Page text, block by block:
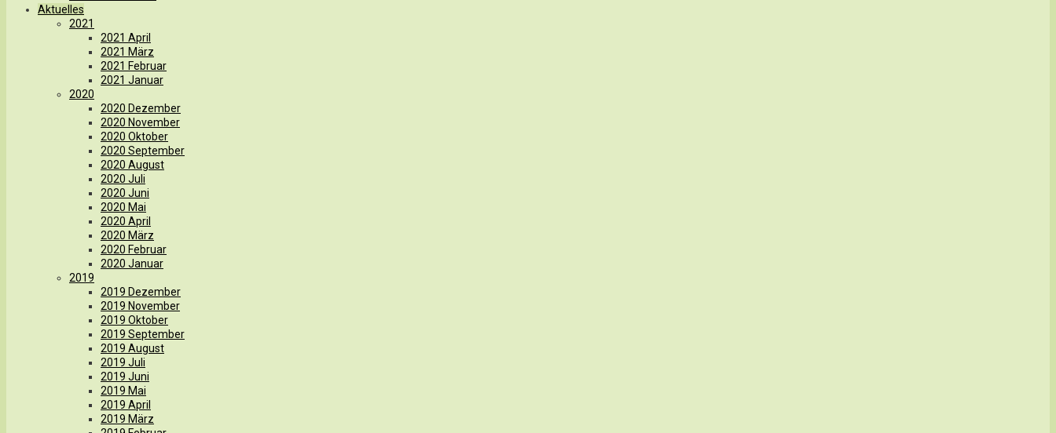
Aktuelles
2021
2021 April
2021 März
2021 Februar
2021 Januar
2020
2020 Dezember
2020 November
2020 Oktober
2020 September
2020 August
2020 Juli
2020 Juni
2020 Mai
2020 April
2020 März
2020 Februar
2020 Januar
2019
2019 Dezember
2019 November
2019 Oktober
2019 September
2019 August
2019 Juli
2019 Juni
2019 Mai
2019 April
2019 März